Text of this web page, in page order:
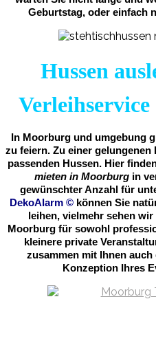
Geburtstag, oder einfach
Hussen
In Moorburg und umgebung
zu feiern. Zu einer
passenden Hussen. Hier
mieten in Moorburgin
gewünschter Anzahl für
DekoAlarm © können Sie
leihen, vielmehr sehen
Moorburg für sowohl
kleinere private
zusammen mit Ihnen
Konzeption Ihres